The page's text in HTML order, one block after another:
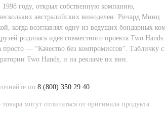
году, открыл собственную компанию,
австралийских виноделен. Ричард Минц
когда возглавлял одну из ведущих бондарных
родилась идея совместного проекта Two Hands.
— “Качество без компромиссов”. Табличку с
Two Hands, и на рекламе их вин.
по 8 (800) 350 29 40
могут отличаться от оригинала продукта